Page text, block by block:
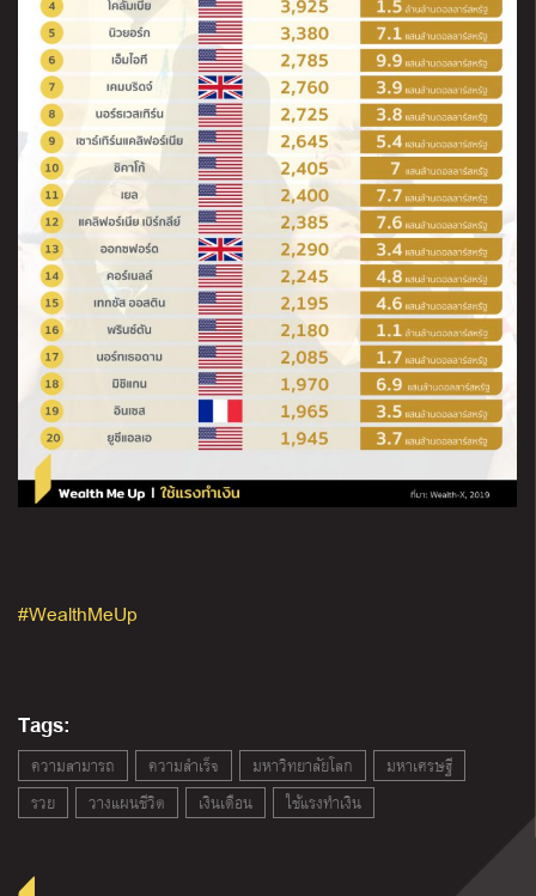
#WealthMeUp
Tags:
ความสามารถ ความสำเร็จ มหาวิทยาลัยโลก
มหาเศรษฐี
รวย
วางแผนชีวิต เงินเดือน ใช้แรงทำเงิน